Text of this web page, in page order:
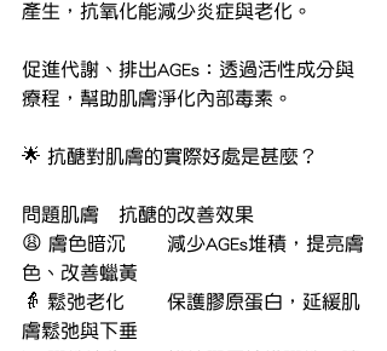
產生，抗氧化能減少炎症與老化。
促進代謝、排出AGEs：透過活性成分與
療程，幫助肌膚淨化內部毒素。
🌟 抗醣對肌膚的實際好處是甚麼？
問題肌膚	抗醣的改善效果
😩 膚色暗沉	減少AGEs堆積，提亮膚
色、改善蠟黃
👵 鬆弛老化	保護膠原蛋白，延緩肌
膚鬆弛與下垂